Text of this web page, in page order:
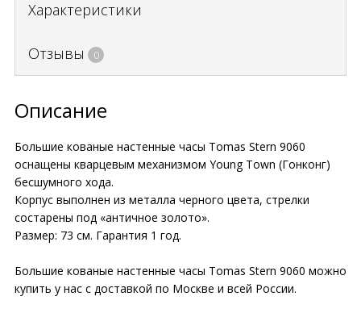
Характеристики
Отзывы 0
Описание
Большие кованые настенные часы Tomas Stern 9060
оснащены кварцевым механизмом Young Town (Гонконг)
бесшумного хода.
Корпус выполнен из металла черного цвета, стрелки
состарены под «античное золото».
Размер: 73 см. Гарантия 1 год.
Большие кованые настенные часы Tomas Stern 9060 можно
купить у нас с доставкой по Москве и всей России.